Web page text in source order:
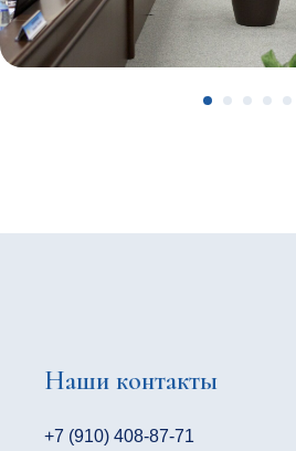
Наши контакты
+7 (910) 408-87-71